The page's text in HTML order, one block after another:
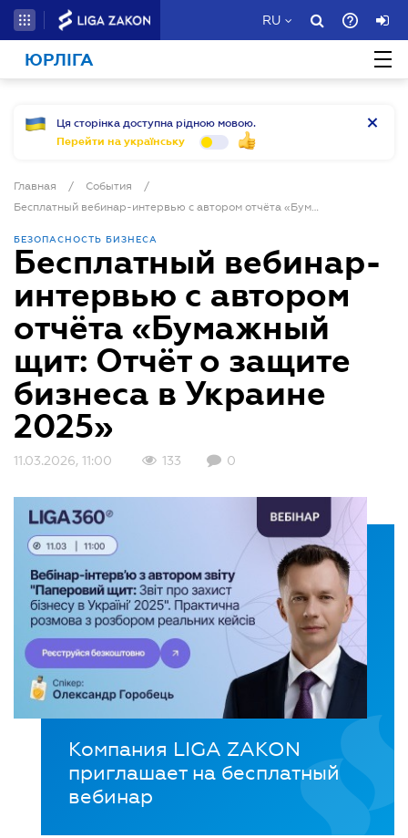
RU
ЮРЛІГА
Ця сторінка доступна рідною мовою.
Перейти на українську
Главная / События
/
Бесплатный вебинар-интервью с автором отчёта «Бумажный щит: Отчёт о защите бизнеса в Украине 2025»
БЕЗОПАСНОСТЬ БИЗНЕСА
Бесплатный вебинар-
интервью с автором
отчёта «Бумажный
щит: Отчёт о защите
бизнеса в Украине
2025»
11.03.2026, 11:00 133 0
Компания LIGA ZAKON
приглашает на бесплатный
вебинар